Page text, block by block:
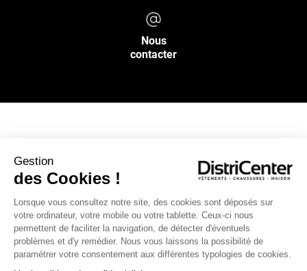
Gestion
des Cookies !
Lorsque vous consultez notre site, des cookies sont déposés sur
votre ordinateur, votre mobile ou votre tablette. Ceux-ci nous
permettent de faciliter la navigation, de détecter d'éventuels
problèmes et d'y remédier. Nous vous laissons la possibilité de
paramétrer votre consentement aux différentes typologies de cookies.
Nous
contacter
INFOS PRATIQUES
L’ENSEIGNE DISTRICENTER
Suivez-nous